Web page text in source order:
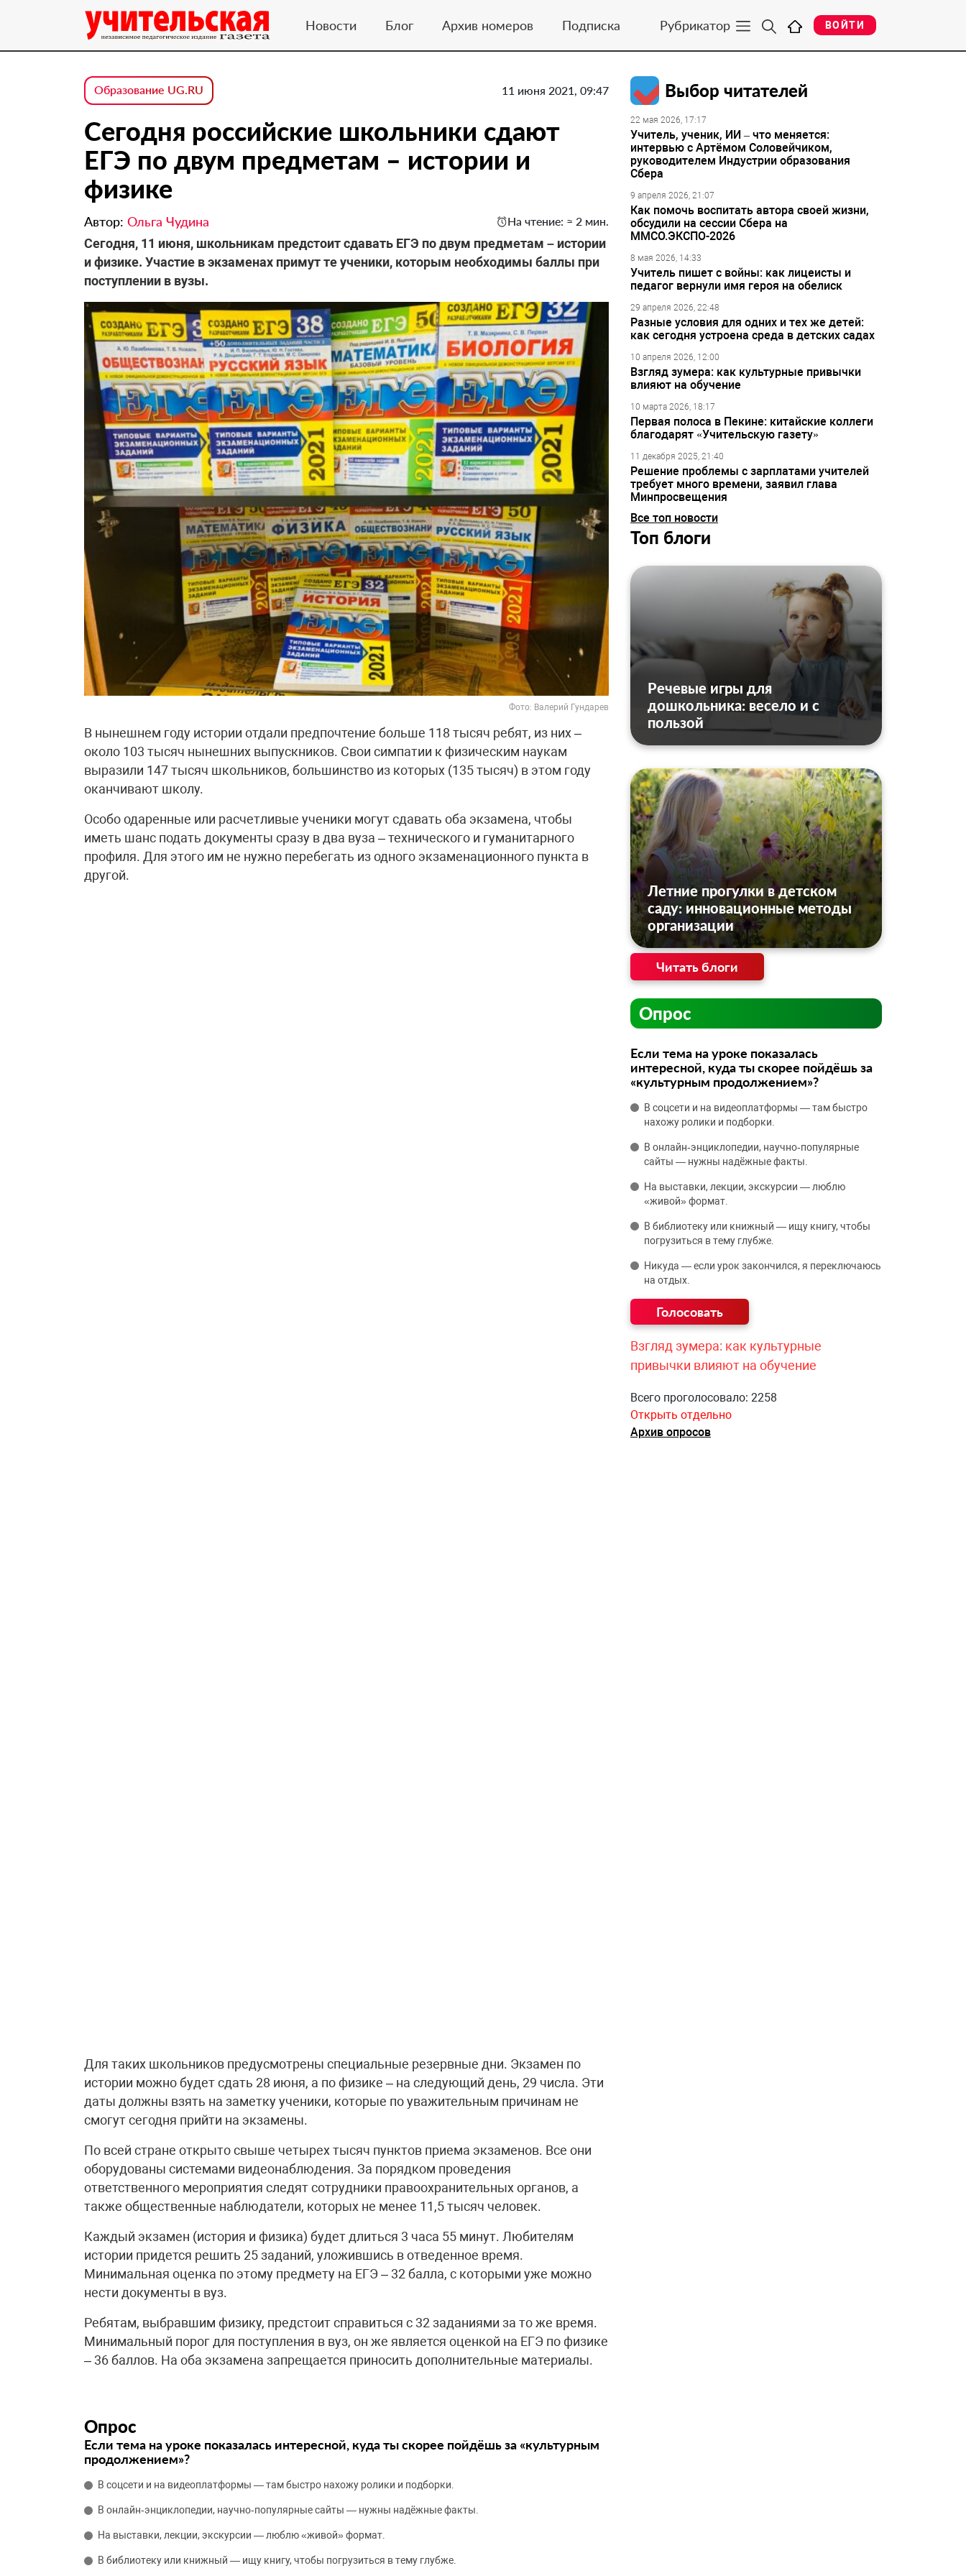
Новости Блог Архив номеров Подписка Рубрикатор ВОЙТИ
Образование UG.RU 11 июня 2021, 09:47
Сегодня российские школьники сдают
ЕГЭ по двум предметам – истории и
физике
Автор: Ольга Чудина На чтение: ≈ 2 мин.
Сегодня, 11 июня, школьникам предстоит сдавать ЕГЭ по двум предметам – истории
и физике. Участие в экзаменах примут те ученики, которым необходимы баллы при
поступлении в вузы.
Фото: Валерий Гундарев
В нынешнем году истории отдали предпочтение больше 118 тысяч ребят, из них –
около 103 тысяч нынешних выпускников. Свои симпатии к физическим наукам
выразили 147 тысяч школьников, большинство из которых (135 тысяч) в этом году
оканчивают школу.
Особо одаренные или расчетливые ученики могут сдавать оба экзамена, чтобы
иметь шанс подать документы сразу в два вуза – технического и гуманитарного
профиля. Для этого им не нужно перебегать из одного экзаменационного пункта в
другой.
Для таких школьников предусмотрены специальные резервные дни. Экзамен по
истории можно будет сдать 28 июня, а по физике – на следующий день, 29 числа. Эти
даты должны взять на заметку ученики, которые по уважительным причинам не
смогут сегодня прийти на экзамены.
По всей стране открыто свыше четырех тысяч пунктов приема экзаменов. Все они
оборудованы системами видеонаблюдения. За порядком проведения
ответственного мероприятия следят сотрудники правоохранительных органов, а
также общественные наблюдатели, которых не менее 11,5 тысяч человек.
Каждый экзамен (история и физика) будет длиться 3 часа 55 минут. Любителям
истории придется решить 25 заданий, уложившись в отведенное время.
Минимальная оценка по этому предмету на ЕГЭ – 32 балла, с которыми уже можно
нести документы в вуз.
Ребятам, выбравшим физику, предстоит справиться с 32 заданиями за то же время.
Минимальный порог для поступления в вуз, он же является оценкой на ЕГЭ по физике
– 36 баллов. На оба экзамена запрещается приносить дополнительные материалы.
Опрос
Если тема на уроке показалась интересной, куда ты скорее пойдёшь за «культурным
продолжением»?
В соцсети и на видеоплатформы — там быстро нахожу ролики и подборки.
В онлайн‑энциклопедии, научно‑популярные сайты — нужны надёжные факты.
На выставки, лекции, экскурсии — люблю «живой» формат.
В библиотеку или книжный — ищу книгу, чтобы погрузиться в тему глубже.
Выбор читателей
22 мая 2026, 17:17
Учитель, ученик, ИИ – что меняется:
интервью с Артёмом Соловейчиком,
руководителем Индустрии образования
Сбера
9 апреля 2026, 21:07
Как помочь воспитать автора своей жизни,
обсудили на сессии Сбера на
ММСО.ЭКСПО-2026
8 мая 2026, 14:33
Учитель пишет с войны: как лицеисты и
педагог вернули имя героя на обелиск
29 апреля 2026, 22:48
Разные условия для одних и тех же детей:
как сегодня устроена среда в детских садах
10 апреля 2026, 12:00
Взгляд зумера: как культурные привычки
влияют на обучение
10 марта 2026, 18:17
Первая полоса в Пекине: китайские коллеги
благодарят «Учительскую газету»
11 декабря 2025, 21:40
Решение проблемы с зарплатами учителей
требует много времени, заявил глава
Минпросвещения
Все топ новости
Топ блоги
Речевые игры для
дошкольника: весело и с
пользой
Летние прогулки в детском
саду: инновационные методы
организации
Читать блоги
Опрос
Если тема на уроке показалась
интересной, куда ты скорее пойдёшь за
«культурным продолжением»?
В соцсети и на видеоплатформы — там быстро
нахожу ролики и подборки.
В онлайн‑энциклопедии, научно‑популярные
сайты — нужны надёжные факты.
На выставки, лекции, экскурсии — люблю
«живой» формат.
В библиотеку или книжный — ищу книгу, чтобы
погрузиться в тему глубже.
Никуда — если урок закончился, я переключаюсь
на отдых.
Взгляд зумера: как культурные
привычки влияют на обучение
Всего проголосовало: 2258
Открыть отдельно
Архив опросов